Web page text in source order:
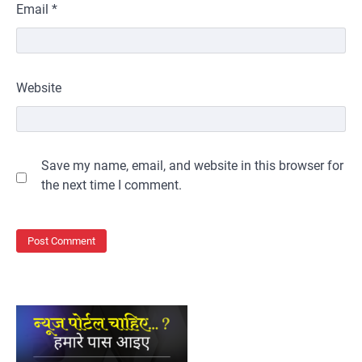
Email *
Website
Save my name, email, and website in this browser for
the next time I comment.